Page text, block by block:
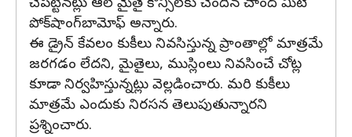
చేపట్టినట్లు ఆల్ మైతై కౌన్సిల్‌కు చెందిన చాంద్ మీటే
పోక్‌షాంగ్‌బామోఫ్ అన్నారు.
ఈ డ్రైన్ కేవలం కుకీలు నివసిస్తున్న ప్రాంతాల్లో మాత్రమే
జరగడం లేదని, మైతైలు, ముస్లింలు నివసించే చోట్ల
కూడా నిర్వహిస్తున్నట్లు వెల్లడించారు. మరి కుకీలు
మాత్రమే ఎందుకు నిరసన తెలుపుతున్నారని
ప్రశ్నించారు.